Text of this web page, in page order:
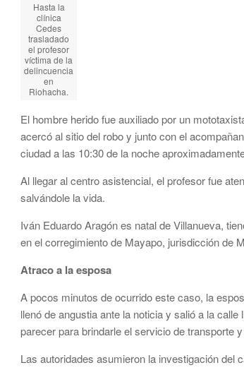
Hasta la
clínica
Cedes
trasladado
el profesor
víctima de la
delincuencia
en
Riohacha.
El hombre herido fue auxiliado por un
acercó al sitio del robo y junto con el
ciudad a las 10:30 de la noche
Al llegar al centro asistencial, el profesor fue
salvándole la vida.
Iván Eduardo Aragón es natal de Villanueva,
en el corregimiento de Mayapo, jurisdicción de
Atraco a la esposa
A pocos minutos de ocurrido este caso, la
llenó de angustia ante la noticia y salió a la
parecer para brindarle el servicio de transporte
Las autoridades asumieron la investigación del